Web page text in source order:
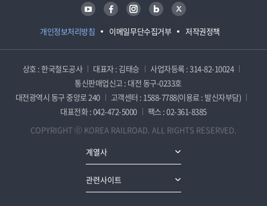
개인정보처리방침 이메일무단수집거부 저작권정책
유튜브 페이스북 인스타그램 블로그 트위터
상호 : 한국철도공사 대표자 : 김태승
사업자등록 : 314-82-10024
통신판매업신고 : 대전 동구-0233호
대전광역시 동구 중앙로 240
고객센터 : 1588-7788(이용료 : 발신자부담)
대표전화 : 042-472-5000
팩스 : 02-361-8385
COPYRIGHT ⓒ KOREA RAILROAD. ALL RIGHTS RESERVED.
계열사
관련사이트